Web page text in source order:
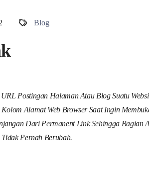
Blog
Postingan Halaman Atau Blog Suatu
Alamat Web Browser Saat Ingin
Dari Permanent Link Sehingga Bagian
Tidak Pernah Berubah.